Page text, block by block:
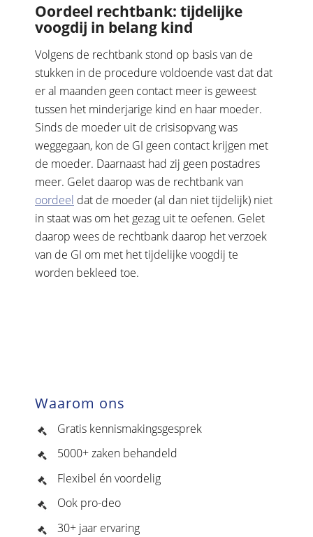
Oordeel rechtbank: tijdelijke
voogdij in belang kind
Volgens de rechtbank stond op basis van de
stukken in de procedure voldoende vast dat dat
er al maanden geen contact meer is geweest
tussen het minderjarige kind en haar moeder.
Sinds de moeder uit de crisisopvang was
weggegaan, kon de GI geen contact krijgen met
de moeder. Daarnaast had zij geen postadres
meer. Gelet daarop was de rechtbank van
oordeel dat de moeder (al dan niet tijdelijk) niet
in staat was om het gezag uit te oefenen. Gelet
daarop wees de rechtbank daarop het verzoek
van de GI om met het tijdelijke voogdij te
worden bekleed toe.
Waarom ons
Gratis kennismakingsgesprek
5000+ zaken behandeld
Flexibel én voordelig
Ook pro-deo
30+ jaar ervaring